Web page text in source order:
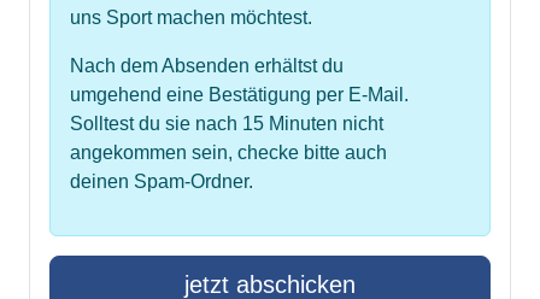
uns Sport machen möchtest.
Nach dem Absenden erhältst du
umgehend eine Bestätigung per E-Mail.
Solltest du sie nach 15 Minuten nicht
angekommen sein, checke bitte auch
deinen Spam-Ordner.
jetzt abschicken